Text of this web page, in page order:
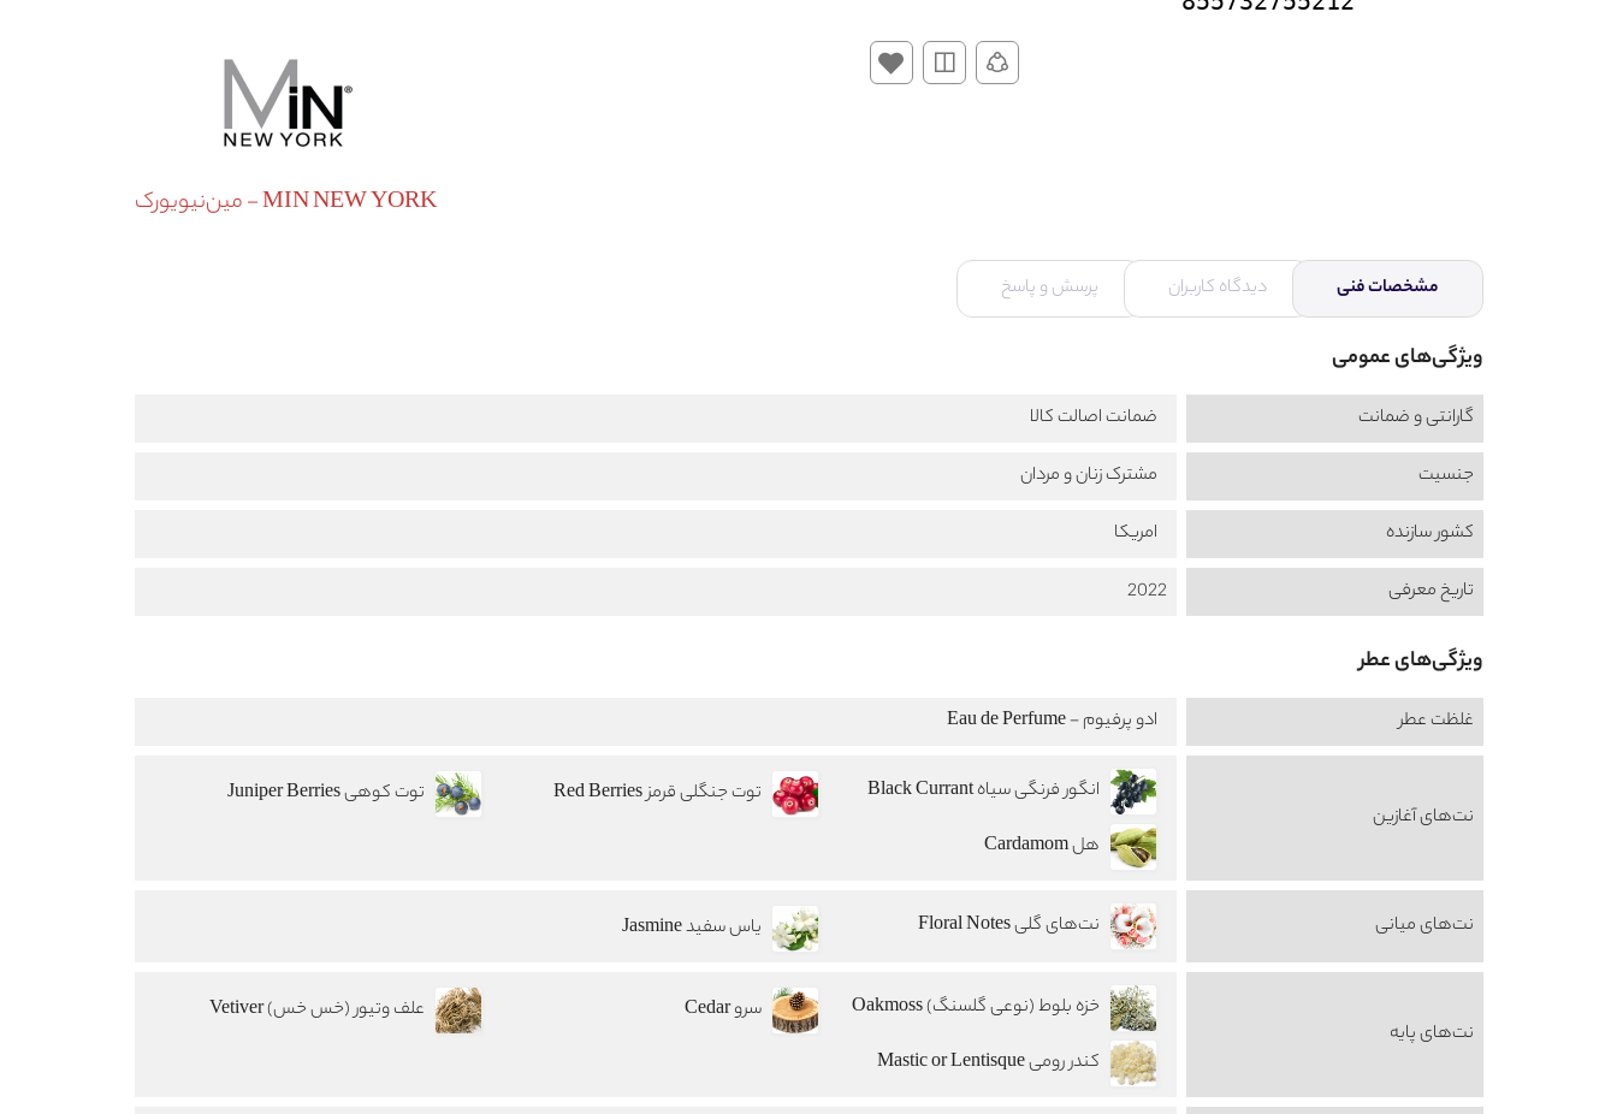
MIN NEW YORK - مین‌نیو‌یورک
مشخصات فنی دیدگاه کاربران پرسش و پاسخ
ویژگی‌های عمومی
گارانتی و ضمانت
ضمانت اصالت کالا
جنسیت
مشترک زنان و مردان
کشور سازنده
امریکا
تاریخ معرفی
2022
ویژگی‌های عطر
غلظت عطر ادو پرفیوم - Eau de Perfume
نت‌های آغازین
انگور فرنگی سیاه Black Currant توت جنگلی قرمز Red Berries
توت کوهی Juniper Berries
هل Cardamom
نت‌های میانی نت‌های گلی Floral Notes یاس سفید Jasmine
نت‌های پایه
خزه بلوط (نوعی گلسنگ) Oakmoss سرو Cedar
علف وتیور (خس خس) Vetiver
کندر رومی Mastic or Lentisque